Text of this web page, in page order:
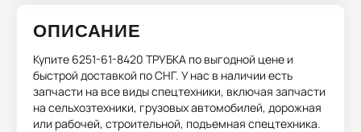
ОПИСАНИЕ
Купите 6251-61-8420 ТРУБКА по выгодной цене и
быстрой доставкой по СНГ. У нас в наличии есть
запчасти на все виды спецтехники, включая запчасти
на сельхозтехники, грузовых автомобилей, дорожная
или рабочей, строительной, подъемная спецтехника.